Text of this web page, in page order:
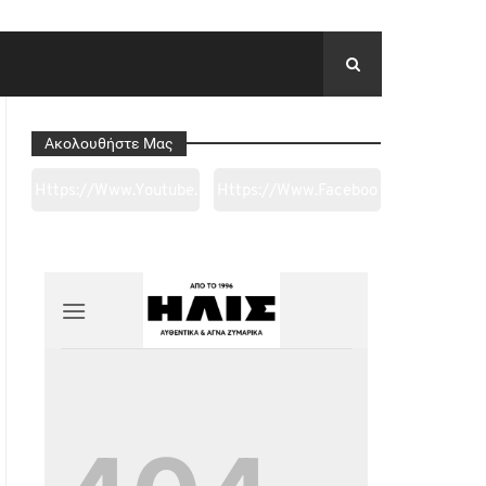
Ακολουθήστε Μας
2ge3sheyTkgpAkeBan
Ref=pages_you_mana